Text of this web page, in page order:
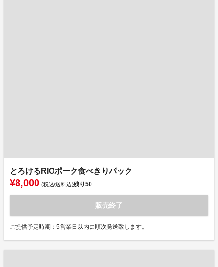
とろけるRIOポーク食べきりパック
¥8,000 (税込/送料込)残り50
販売終了
ご提供予定時期：5営業日以内に順次発送致します。